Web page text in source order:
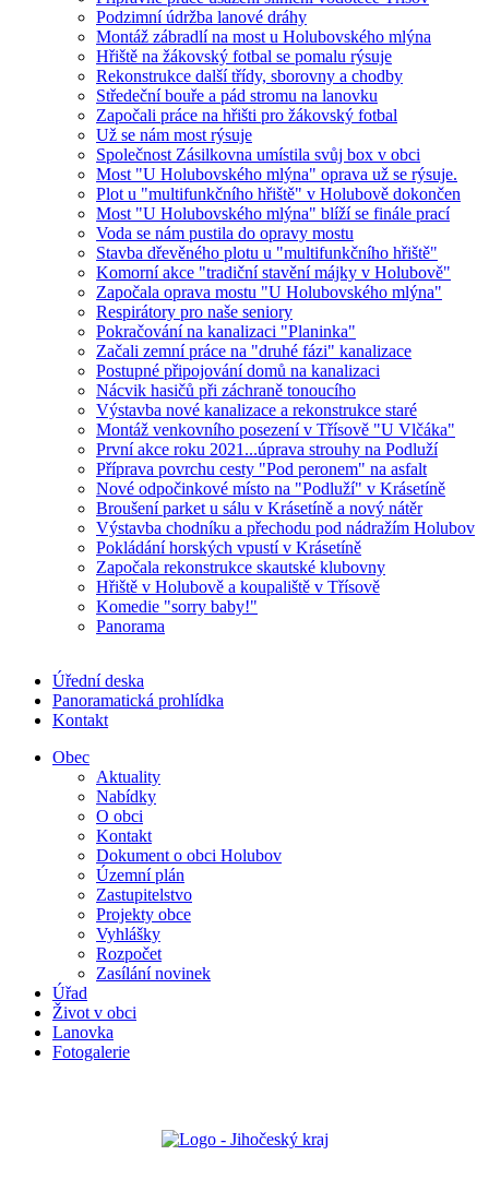
Podzimní údržba lanové dráhy
Montáž zábradlí na most u Holubovského mlýna
Hřiště na žákovský fotbal se pomalu rýsuje
Rekonstrukce další třídy, sborovny a chodby
Středeční bouře a pád stromu na lanovku
Započali práce na hřišti pro žákovský fotbal
Už se nám most rýsuje
Společnost Zásilkovna umístila svůj box v obci
Most "U Holubovského mlýna" oprava už se rýsuje.
Plot u "multifunkčního hřiště" v Holubově dokončen
Most "U Holubovského mlýna" blíží se finále prací
Voda se nám pustila do opravy mostu
Stavba dřevěného plotu u "multifunkčního hřiště"
Komorní akce "tradiční stavění májky v Holubově"
Započala oprava mostu "U Holubovského mlýna"
Respirátory pro naše seniory
Pokračování na kanalizaci "Planinka"
Začali zemní práce na "druhé fázi" kanalizace
Postupné připojování domů na kanalizaci
Nácvik hasičů při záchraně tonoucího
Výstavba nové kanalizace a rekonstrukce staré
Montáž venkovního posezení v Třísově "U Vlčáka"
První akce roku 2021...úprava strouhy na Podluží
Příprava povrchu cesty "Pod peronem" na asfalt
Nové odpočinkové místo na "Podluží" v Krásetíně
Broušení parket u sálu v Krásetíně a nový nátěr
Výstavba chodníku a přechodu pod nádražím Holubov
Pokládání horských vpustí v Krásetíně
Započala rekonstrukce skautské klubovny
Hřiště v Holubově a koupaliště v Třísově
Komedie "sorry baby!"
Panorama
Úřední deska
Panoramatická prohlídka
Kontakt
Obec
Aktuality
Nabídky
O obci
Kontakt
Dokument o obci Holubov
Územní plán
Zastupitelstvo
Projekty obce
Vyhlášky
Rozpočet
Zasílání novinek
Úřad
Život v obci
Lanovka
Fotogalerie